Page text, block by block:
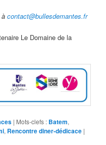
àcontact@bullesdemantes.fr
Le Domaine de la
| Mots-clefs : Batem,
, Rencontre diner-dédicace |